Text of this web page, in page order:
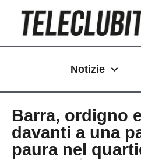
contenuto
Notizie
Barra, ordigno
davanti a una
paura nel